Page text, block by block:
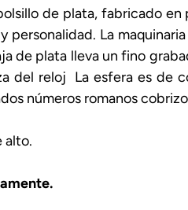
de plata, fabricado en
personalidad. La
de plata lleva un fino
del reloj La esfera es de
números romanos
alto.